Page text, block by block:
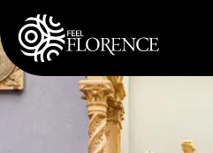
Aller au contenu principal